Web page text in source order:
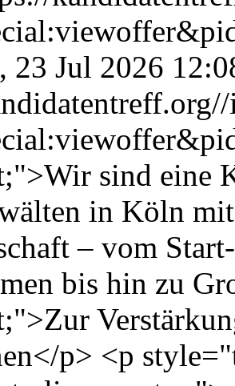
23 Jul 2026
sind eine
in Köln
– vom
bis hin zu
p> <p